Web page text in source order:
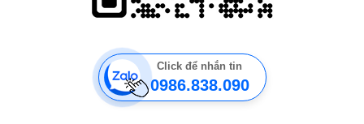
Click để nhắn tin
0986.838.090